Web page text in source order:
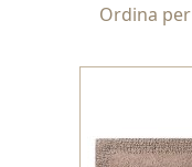
Ordina per